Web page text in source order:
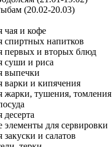
(20.02-20.03)
чая и кофе
спиртных напитков
первых и вторых блюд
суши и риса
выпечки
варки и кипячения
жарки, тушения, томления
десерта
элементы для сервировки
закуски и салатов